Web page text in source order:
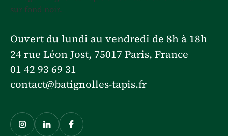
Ouvert du lundi au vendredi de 8h à 18h
24 rue Léon Jost, 75017 Paris, France
01 42 93 69 31
contact@batignolles-tapis.fr